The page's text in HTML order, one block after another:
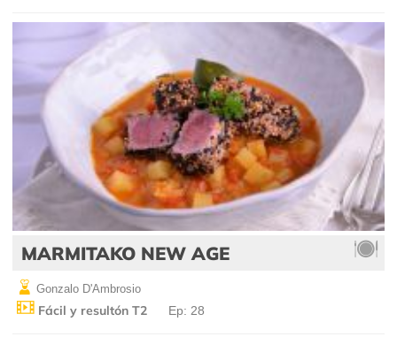
MARMITAKO NEW AGE
Gonzalo D'Ambrosio
Fácil y resultón T2 Ep: 28